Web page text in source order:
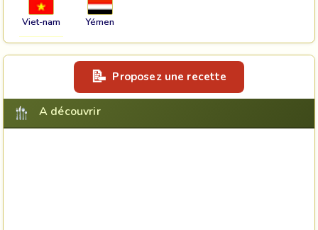
Viet-nam Yémen
Proposez une recette
A découvrir